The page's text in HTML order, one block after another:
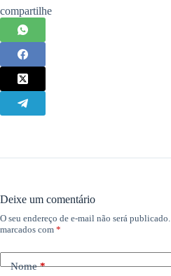
compartilhe
Deixe um comentário
O seu endereço de e-mail não será publicado.
marcados com *
Nome*